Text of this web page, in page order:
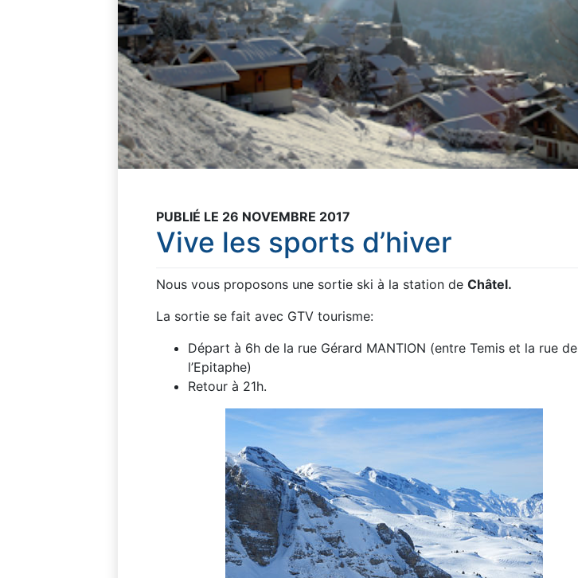
PUBLIÉ LE 26 NOVEMBRE 2017
Vive les sports d’hiver
Nous vous proposons une sortie ski à la station de Châtel.
La sortie se fait avec GTV tourisme:
Départ à 6h de la rue Gérard MANTION (entre Temis et la rue de
l’Epitaphe)
Retour à 21h.